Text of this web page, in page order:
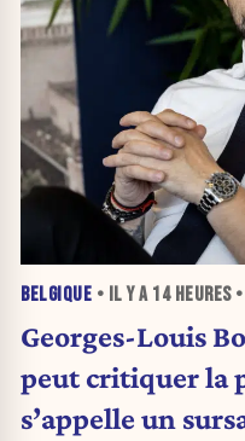
BELGIQUE • IL Y A 14 HEURES•
Georges-Louis
peut critiquer la
s’appelle un